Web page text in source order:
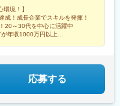
環境！】
！成長企業でスキルを発揮！
20～30代を中心に活躍中
年収1000万円以上
応募する